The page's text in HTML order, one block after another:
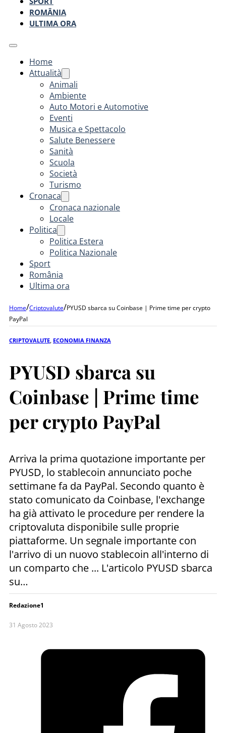
ROMÂNIA
ULTIMA ORA
Home
Attualità
Animali
Ambiente
Auto Motori e Automotive
Eventi
Musica e Spettacolo
Salute Benessere
Sanità
Scuola
Società
Turismo
Cronaca
Cronaca nazionale
Locale
Politica
Politica Estera
Politica Nazionale
Sport
România
Ultima ora
Home/Criptovalute/PYUSD sbarca su Coinbase | Prime time per crypto
PayPal
CRIPTOVALUTE ECONOMIA FINANZA
PYUSD sbarca su
Coinbase | Prime time
per crypto PayPal
Arriva la prima quotazione importante per
PYUSD, lo stablecoin annunciato poche
settimane fa da PayPal. Secondo quanto è
stato comunicato da Coinbase, l'exchange
ha già attivato le procedure per rendere la
criptovaluta disponibile sulle proprie
piattaforme. Un segnale importante con
l'arrivo di un nuovo stablecoin all'interno di
un comparto che ... L'articolo PYUSD sbarca
su…
Redazione1
31 Agosto 2023